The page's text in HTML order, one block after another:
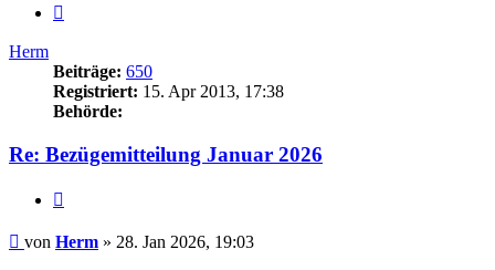
Herm
Beiträge: 650
Registriert: 15. Apr 2013, 17:38
Behörde:
Re: Bezügemitteilung Januar 2026
Beitrag
von Herm » 28. Jan 2026, 19:03